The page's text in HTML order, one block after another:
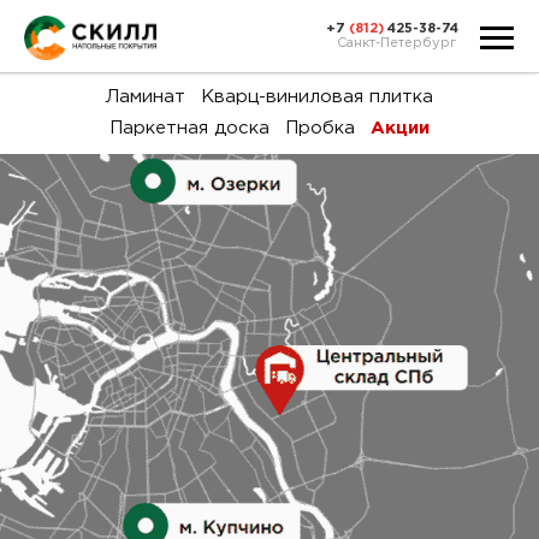
и
+7 (812) 425-38-74
Санкт-Петербург
Ламинат
Кварц-виниловая плитка
Паркетная доска
Пробка Акции